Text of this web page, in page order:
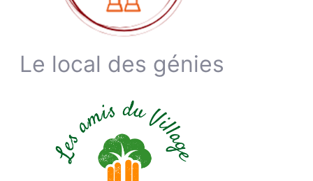
Le local des génies